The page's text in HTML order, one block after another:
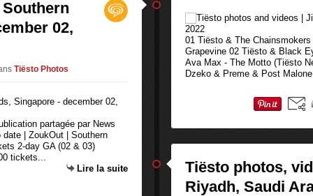
02,
Tiësto Photos
partagée par News
| ZoukOut | Southern
2-day GA (02 & 03)
tickets...
Lire la suite
01 Tiësto & The
Grapevine 02 Tiësto & Black
Ava Max - The Motto (Tiësto
Dzeko & Preme & Post
Tiësto photos,
Riyadh, Saudi